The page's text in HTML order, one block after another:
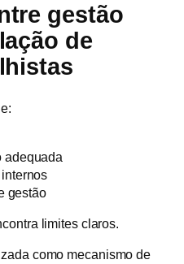
gestão
de
adequada
gestão
limites claros.
como mecanismo de